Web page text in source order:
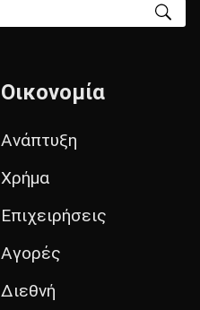
Οικονομία
Ανάπτυξη
Χρήμα
Επιχειρήσεις
Αγορές
Διεθνή